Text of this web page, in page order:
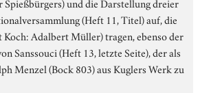
(Heft 11, Titel) auf, die
Koch: Adalbert Müller) tragen, ebenso der
Sanssouci (Heft 13, letzte Seite), der als
Menzel (Bock 803) aus Kuglers Werk zu